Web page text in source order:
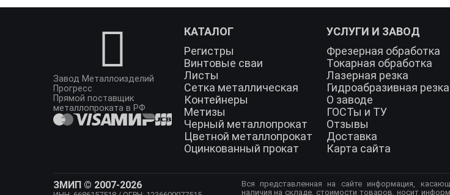
Завод Металлоизделий
Прогресс
Прямой поставщик
металлопроката в РФ
КАТАЛОГ
Регистры
Винтовые сваи
Листы
Сетка металлическая
Контейнеры
Метизы
Черный металлопрокат
Цветной металлопрокат
Оцинкованный прокат
УСЛУГИ И ЗАВОД
Фрезерная обработка
Токарная обработка
Лазерная резка
Гидроабразивная резка
О заводе
ГОСТы и ТУ
Отзывы
Доставка
Карта сайта
ЗМИП © 2007-2026
Вся представленная на сайте информация,
наличия на складе, стоимости товаров, носит